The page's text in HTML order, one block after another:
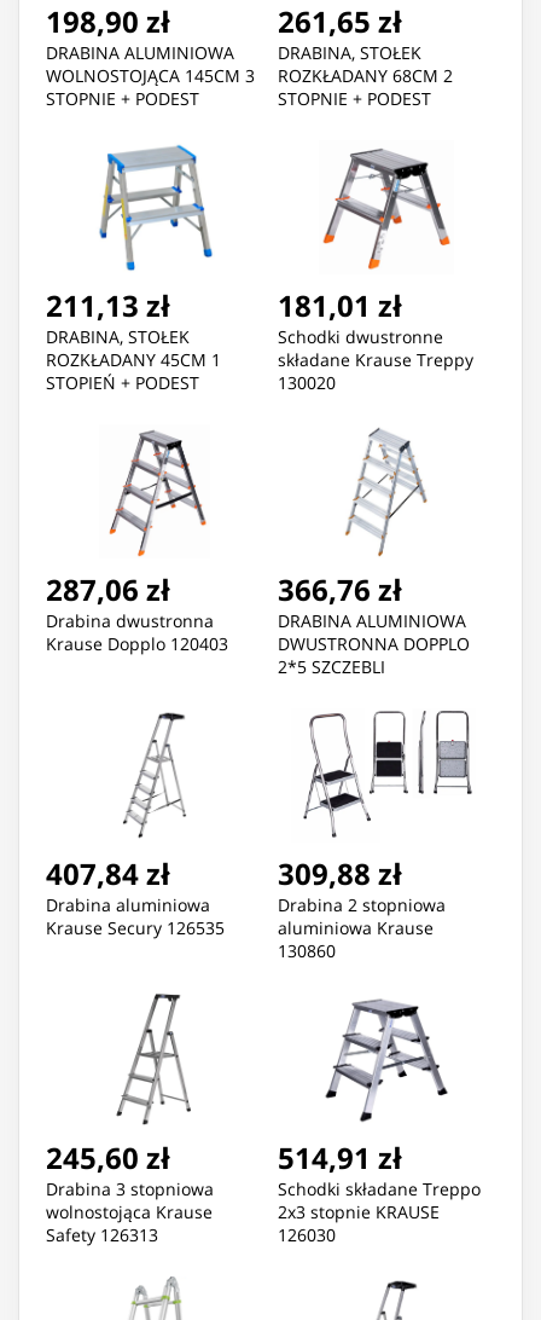
198,90 zł
DRABINA ALUMINIOWA
WOLNOSTOJĄCA 145CM 3
STOPNIE + PODEST
261,65 zł
DRABINA, STOŁEK
ROZKŁADANY 68CM 2
STOPNIE + PODEST
211,13 zł
DRABINA, STOŁEK
ROZKŁADANY 45CM 1
STOPIEŃ + PODEST
181,01 zł
Schodki dwustronne
składane Krause Treppy
130020
287,06 zł
Drabina dwustronna
Krause Dopplo 120403
366,76 zł
DRABINA ALUMINIOWA
DWUSTRONNA DOPPLO
2*5 SZCZEBLI
407,84 zł
Drabina aluminiowa
Krause Secury 126535
309,88 zł
Drabina 2 stopniowa
aluminiowa Krause
130860
245,60 zł
Drabina 3 stopniowa
wolnostojąca Krause
Safety 126313
514,91 zł
Schodki składane Treppo
2x3 stopnie KRAUSE
126030